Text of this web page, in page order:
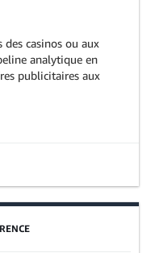
casinos ou aux
analytique en
publicitaires aux